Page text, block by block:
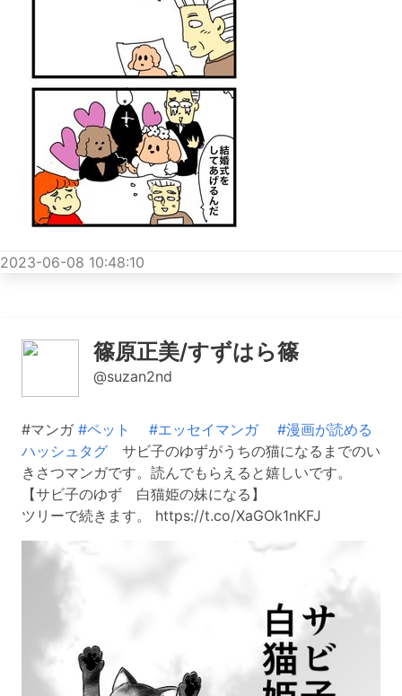
2023-06-08 10:48:10
篠原正美/すずはら篠
@suzan2nd
#マンガ #ペット #エッセイマンガ
#漫画が読める
ハッシュタグ サビ子のゆずがうちの猫になるまでのい
きさつマンガです。読んでもらえると嬉しいです。
【サビ子のゆず 白猫姫の妹になる】
ツリーで続きます。 https://t.co/XaGOk1nKFJ